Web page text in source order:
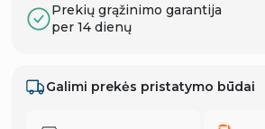
Prekių grąžinimo garantija
per 14 dienų
Galimi prekės pristatymo būdai